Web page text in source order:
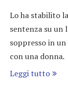
Lo ha stabilito
sentenza su
soppresso in
con una donna.
Leggi tutto